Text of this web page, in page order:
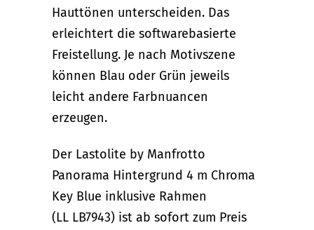
Hauttönen unterscheiden. Das
erleichtert die softwarebasierte
Freistellung. Je nach Motivszene
können Blau oder Grün jeweils
leicht andere Farbnuancen
erzeugen.
Der Lastolite by Manfrotto
Panorama Hintergrund 4 m Chroma
Key Blue inklusive Rahmen
(LL LB7943) ist ab sofort zum Preis